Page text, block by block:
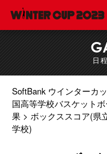
日
SoftBank ウインターカ
国高等学校バスケット
果
ボックススコア(県
学校)